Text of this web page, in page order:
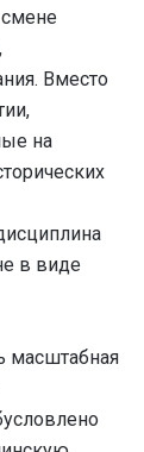
Вместо
на
в виде
масштабная